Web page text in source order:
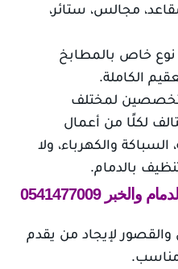
مجالس، ستائر،
خاص بالمطابخ
الكاملة.
لمختلف
لكلًا من أعمال
السباكة والكهرباء، ولا
بالدمام.
0541477009
والقصور لإيجاد من يقدم
مناسب.